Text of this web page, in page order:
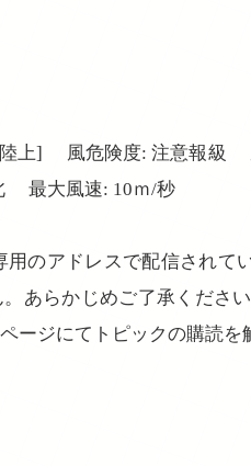
[陸上] 風危険度: 注意
大風速: 10ｍ/秒
アドレスで配信されて
あらかじめご了承ください
ージにてトピックの購読を